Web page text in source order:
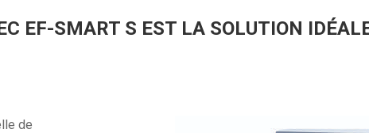
EF-SMART S EST LA SOLUTION
de